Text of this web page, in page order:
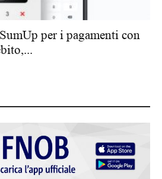
per i pagamenti con